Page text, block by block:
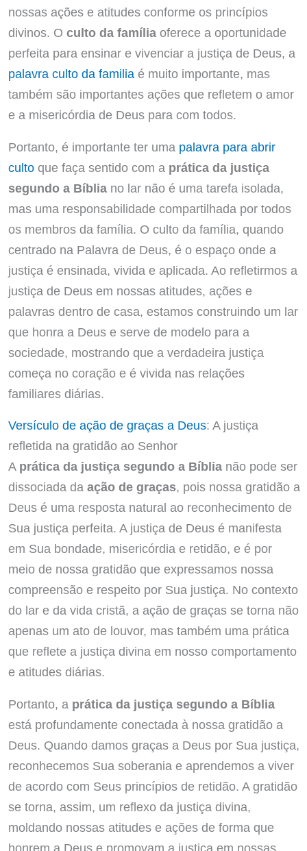
nossas ações e atitudes conforme os princípios
divinos. O culto da famíliaoferece a oportunidade
perfeita para ensinar e vivenciar a justiça de Deus, a
palavra culto da familiaé muito importante, mas
também são importantes ações que refletem o amor
e a misericórdia de Deus para com todos.
Portanto, é importante ter uma palavra para abrir
cultoque faça sentido com a prática da justiça
segundo a Bíbliano lar não é uma tarefa isolada,
mas uma responsabilidade compartilhada por todos
os membros da família. O culto da família, quando
centrado na Palavra de Deus, é o espaço onde a
justiça é ensinada, vivida e aplicada. Ao refletirmos a
justiça de Deus em nossas atitudes, ações e
palavras dentro de casa, estamos construindo um lar
que honra a Deus e serve de modelo para a
sociedade, mostrando que a verdadeira justiça
começa no coração e é vivida nas relações
familiares diárias.
Versículo de ação de graças a Deus: A justiça
refletida na gratidão ao Senhor
A prática da justiça segundo a Bíblianão pode ser
dissociada da ação de graças, pois nossa gratidão a
Deus é uma resposta natural ao reconhecimento de
Sua justiça perfeita. A justiça de Deus é manifesta
em Sua bondade, misericórdia e retidão, e é por
meio de nossa gratidão que expressamos nossa
compreensão e respeito por Sua justiça. No contexto
do lar e da vida cristã, a ação de graças se torna não
apenas um ato de louvor, mas também uma prática
que reflete a justiça divina em nosso comportamento
e atitudes diárias.
Portanto, a prática da justiça segundo a Bíblia
está profundamente conectada à nossa gratidão a
Deus. Quando damos graças a Deus por Sua justiça,
reconhecemos Sua soberania e aprendemos a viver
de acordo com Seus princípios de retidão. A gratidão
se torna, assim, um reflexo da justiça divina,
moldando nossas atitudes e ações de forma que
honrem a Deus e promovam a justiça em nossas